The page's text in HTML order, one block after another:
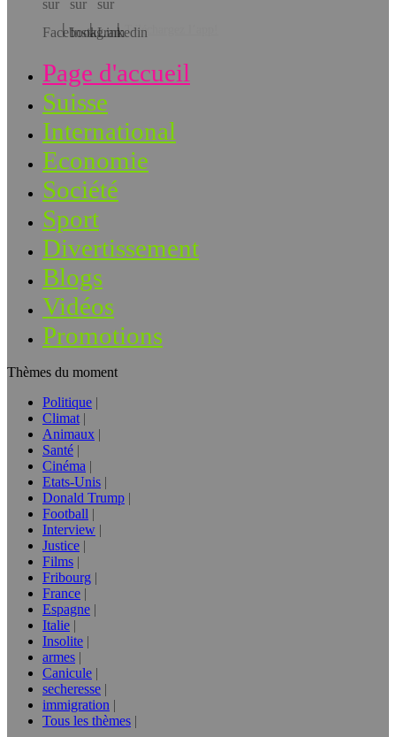
Téléchargez l’app!
Page d'accueil
Suisse
International
Economie
Société
Sport
Divertissement
Blogs
Vidéos
Promotions
Thèmes du moment
Politique
Climat
Animaux
Santé
Cinéma
Etats-Unis
Donald Trump
Football
Interview
Justice
Films
Fribourg
France
Espagne
Italie
Insolite
armes
Canicule
secheresse
immigration
Tous les thèmes